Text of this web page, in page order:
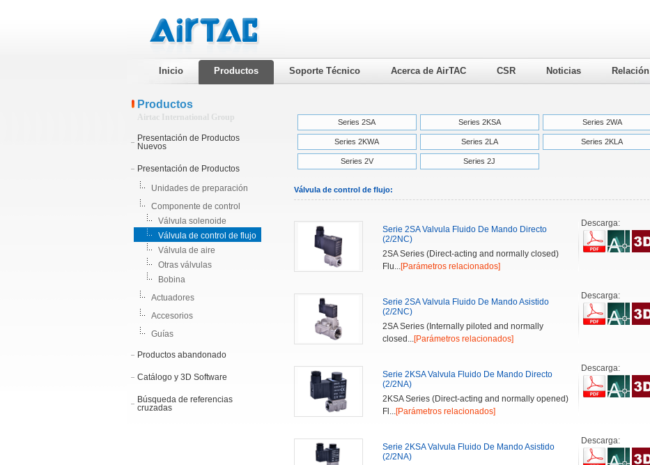
Inicio Productos Soporte Técnico Acerca de AirTAC CSR Noticias Relación
Productos
Airtac International Group
Presentación de Productos
Nuevos
Presentación de Productos
Unidades de preparación
Componente de control
Válvula solenoide
Válvula de control de flujo
Válvula de aire
Otras válvulas
Bobina
Actuadores
Accesorios
Guías
Productos abandonado
Catálogo y 3D Software
Búsqueda de referencias
cruzadas
Series 2SA Series 2KSA Series 2WA
Series 2KWA Series 2LA Series 2KLA
Series 2V Series 2J
Válvula de control de flujo:
Serie 2SA Valvula Fluido De Mando Directo
(2/2NC)
2SA Series (Direct-acting and normally closed)
Flu...[Parámetros relacionados]
Descarga:
Serie 2SA Valvula Fluido De Mando Asistido
(2/2NC)
2SA Series (Internally piloted and normally
closed...[Parámetros relacionados]
Descarga:
Serie 2KSA Valvula Fluido De Mando Directo
(2/2NA)
2KSA Series (Direct-acting and normally opened)
Fl...[Parámetros relacionados]
Descarga:
Serie 2KSA Valvula Fluido De Mando Asistido
(2/2NA)
Descarga: